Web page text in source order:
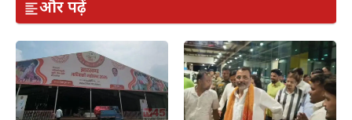
और पढ़ें